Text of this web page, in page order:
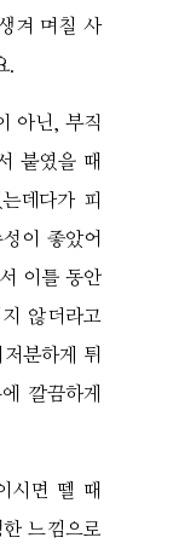
겨 며칠 사
.
아닌, 부직
붙였을 때
데다가 피
이 좋았어
이틀 동안
않더라고
분하게 튀
깔끔하게
시면 뗄 때
느낌으로